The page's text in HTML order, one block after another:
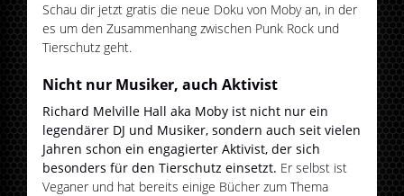
Schau dir jetzt gratis die neue Doku von Moby an, in der
es um den Zusammenhang zwischen Punk Rock und
Tierschutz geht.
Nicht nur Musiker, auch Aktivist
Richard Melville Hall aka Moby ist nicht nur ein
legendärer DJ und Musiker, sondern auch seit vielen
Jahren schon ein engagierter Aktivist, der sich
besonders für den Tierschutz einsetzt. Er selbst ist
Veganer und hat bereits einige Bücher zum Thema